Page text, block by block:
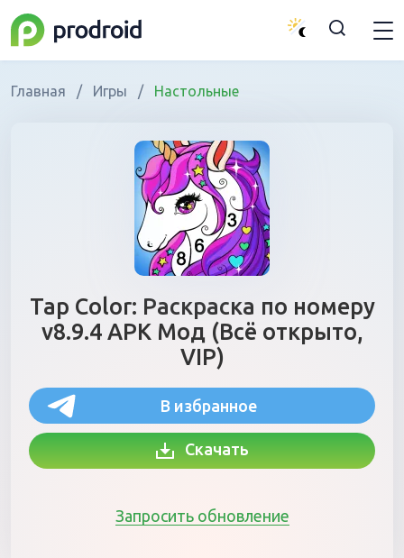
Главная / Игры / Настольные
Tap Color: Раскраска по номеру
v8.9.4 APK Мод (Всё открыто,
VIP)
В избранное
Скачать
Запросить обновление